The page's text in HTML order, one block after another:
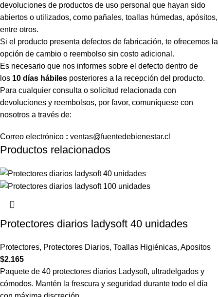
devoluciones de productos de uso personal que hayan sido
abiertos o utilizados, como pañales, toallas húmedas, apósitos,
entre otros.
Si el producto presenta defectos de fabricación, te ofrecemos la
opción de cambio o reembolso sin costo adicional.
Es necesario que nos informes sobre el defecto dentro de
los 10 días hábiles posteriores a la recepción del producto.
Para cualquier consulta o solicitud relacionada con
devoluciones y reembolsos, por favor, comuníquese con
nosotros a través de:
Correo electrónico : ventas@fuentedebienestar.cl
Productos relacionados
Protectores diarios ladysoft 40 unidades
Protectores, Protectores Diarios, Toallas Higiénicas, Apositos
$2.165
Paquete de 40 protectores diarios Ladysoft, ultradelgados y
cómodos. Mantén la frescura y seguridad durante todo el día